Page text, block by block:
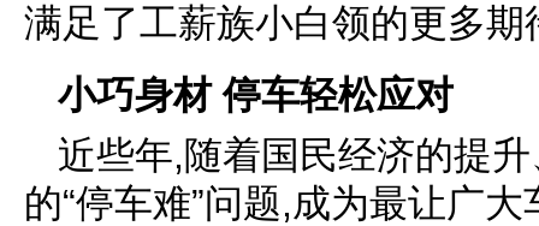
满足了工薪族小白领的更多期
小巧身材 停车轻松应对
近些年,随着国民经济的提
的“停车难”问题,成为最让广